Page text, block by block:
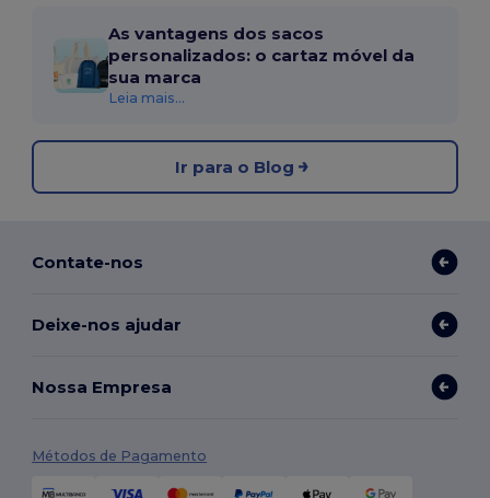
As vantagens dos sacos
personalizados: o cartaz móvel da
sua marca
Leia mais...
Ir para o Blog
Contate-nos
Deixe-nos ajudar
Nossa Empresa
Métodos de Pagamento